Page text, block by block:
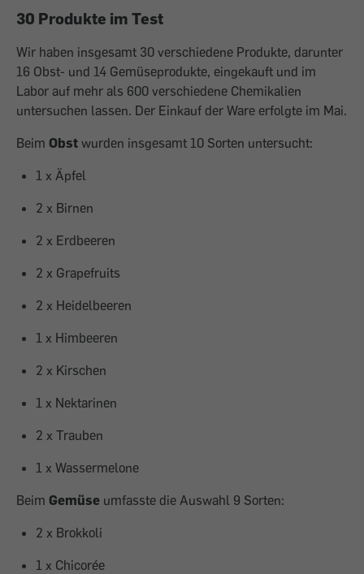
30 Produkte im Test
Wir ha­ben insgesamt 30 verschiedene Produkte, darunter
16 Obst- und 14 Gemüseprodukte, eingekauft und im
Labor auf mehr als 600 verschiedene Chemikalien
untersuchen las­sen. Der Einkauf der Ware erfolgte im Mai.
Beim Obst wurden insgesamt 10 Sorten untersucht:
1 x Äpfel
2 x Birnen
2 x Erd­beeren
2 x Grapefruits
2 x Heidelbeeren
1 x Himbeeren
2 x Kirschen
1 x Nektari­nen
2 x Trauben
1 x Wassermelone
Beim Gemüse umfasste die Auswahl 9 Sorten:
2 x Brokkoli
1 x Chicorée